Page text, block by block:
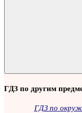
ГДЗ по другим
ГДЗ по